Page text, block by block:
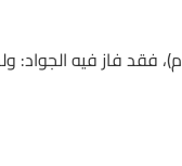
وأما الشوط الرابع الخيل الرابحة من 0 ـ 3 (مسافة 2000م)،